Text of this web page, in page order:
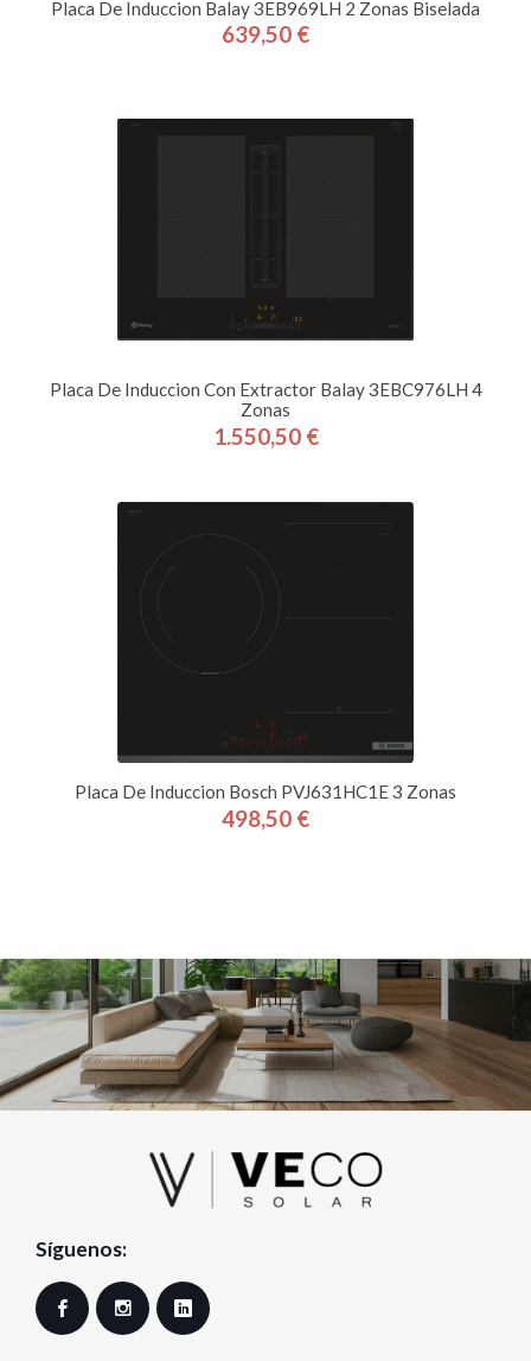
Placa De Induccion Balay 3EB969LH 2 Zonas Biselada
Precio
639,50 €
Placa De Induccion Con Extractor Balay 3EBC976LH 4
Zonas
Precio
1.550,50 €
Placa De Induccion Bosch PVJ631HC1E 3 Zonas
Precio
498,50 €
Síguenos:
Facebook Instagram